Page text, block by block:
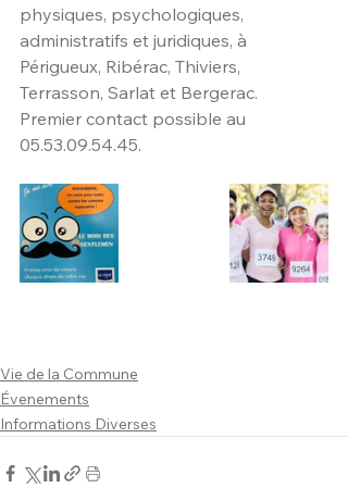
physiques, psychologiques,
administratifs et juridiques, à
Périgueux, Ribérac, Thiviers,
Terrasson, Sarlat et Bergerac.
Premier contact possible au
05.53.09.54.45.
Vie de la Commune
Évenements
Informations Diverses